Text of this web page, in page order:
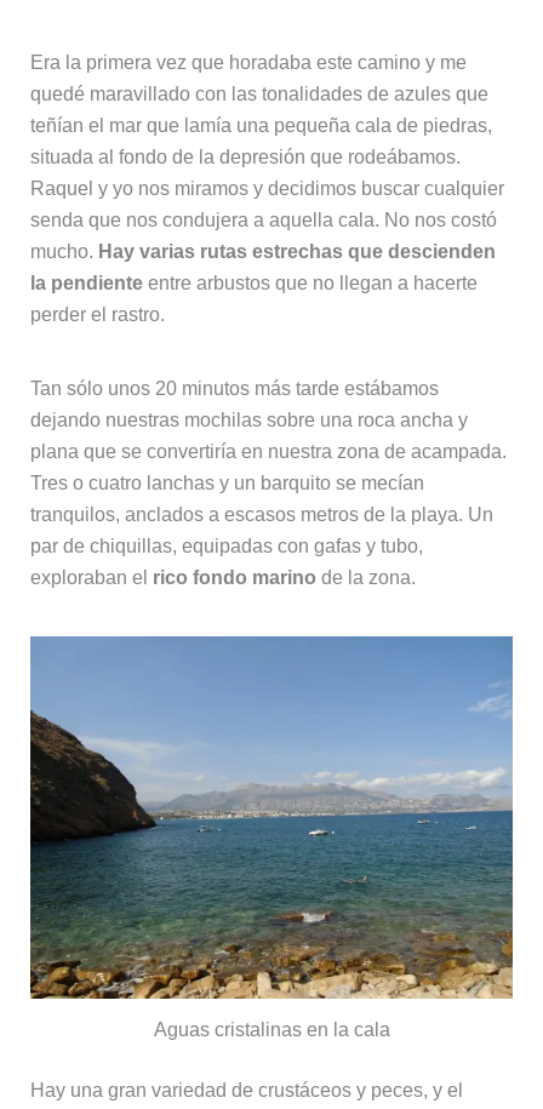
Era la primera vez que horadaba este camino y me
quedé maravillado con las tonalidades de azules que
teñían el mar que lamía una pequeña cala de piedras,
situada al fondo de la depresión que rodeábamos.
Raquel y yo nos miramos y decidimos buscar cualquier
senda que nos condujera a aquella cala. No nos costó
mucho. Hay varias rutas estrechas que descienden
la pendienteentre arbustos que no llegan a hacerte
perder el rastro.
Tan sólo unos 20 minutos más tarde estábamos
dejando nuestras mochilas sobre una roca ancha y
plana que se convertiría en nuestra zona de acampada.
Tres o cuatro lanchas y un barquito se mecían
tranquilos, anclados a escasos metros de la playa. Un
par de chiquillas, equipadas con gafas y tubo,
exploraban el rico fondo marino de la zona.
Aguas cristalinas en la cala
Hay una gran variedad de crustáceos y peces, y el